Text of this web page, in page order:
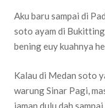
Aku baru sampai di
soto ayam di
bening euy kuahnya
Kalau di Medan soto
warung Sinar Pagi,
jaman dulu dah